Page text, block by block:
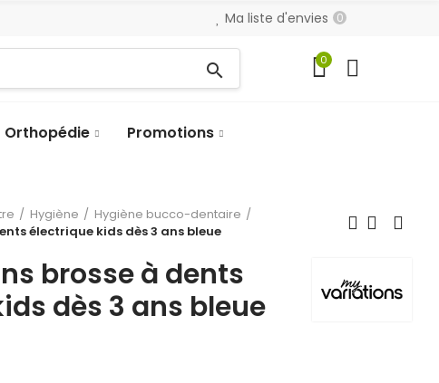
Ma liste d'envies 0
search 0
Orthopédie Promotions
Hygiène
Hygiène bucco-dentaire
électrique kids dès 3 ans bleue
brosse à dents
dès 3 ans bleue